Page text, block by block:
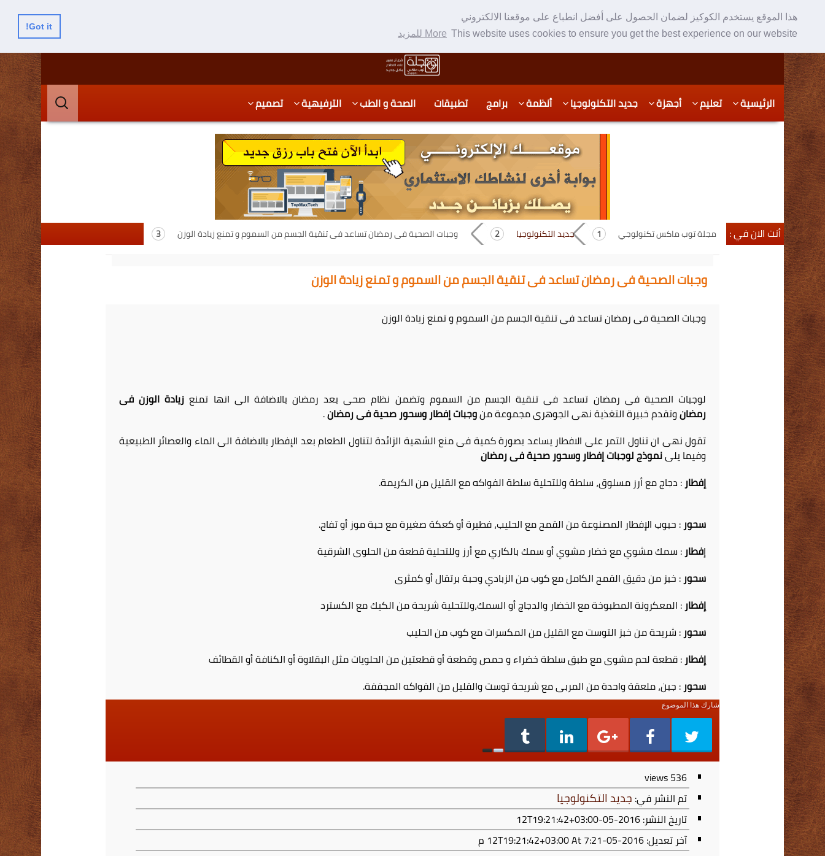
هذا الموقع يستخدم الكوكيز لضمان الحصول على أفضل انطباع على موقعنا الالكتروني
This website uses cookies to ensure you get the best experience on our website More للمزيد
Got it!
Skip
to
content
Skip
to
secondary
content
الرئيسية تعليم أجهزة جديد التكنولوجيا أنظمة برامج تطبيقات الصحة و الطب الترفيهية تصميم
البحث
عن:
أنت الان في : مجلة توب ماكس تكنولوجي جديد التكنولوجيا وجبات الصحية فى رمضان تساعد فى تنقية الجسم من السموم و تمنع زيادة الوزن
وجبات الصحية فى رمضان تساعد فى تنقية الجسم من السموم و تمنع زيادة الوزن
وجبات الصحية فى رمضان تساعد فى تنقية الجسم من السموم و تمنع زيادة الوزن
لوجبات الصحية فى رمضان تساعد فى تنقية الجسم من السموم وتضمن نظام صحى بعد رمضان بالاضافة الى انها تمنع زيادة الوزن فى
رمضانوتقدم خبيرة التغذية نهى الجوهرى مجموعة منوجبات إفطار وسحور صحية فى رمضان.
تقول نهى ان تناول التمر على الافطار يساعد بصورة كمية فى منع الشهية الزائدة لتناول الطعام بعد الإفطار بالاضافة الى الماء والعصائر الطبيعية
وفيما يلىنموذج لوجبات إفطار وسحور صحية فى رمضان
إفطار : دجاج مع أرز مسلوق، سلطة وللتحلية سلطة الفواكه مع القليل من الكريمة.
سحور : حبوب الإفطار المصنوعة من القمح مع الحليب، فطيرة أو كعكة صغيرة مع حبة موز أو تفاح.
إفطار : سمك مشوي مع خضار مشوي أو سمك بالكاري مع أرز وللتحلية قطعة من الحلوى الشرقية
سحور : خبز من دقيق القمح الكامل مع كوب من الزبادي وحبة برتقال أو كمثرى
إفطار : المعكرونة المطبوخة مع الخضار والدجاج أو السمك،وللتحلية شريحة من الكيك مع الكسترد
سحور : شريحة من خبز التوست مع القليل من المكسرات مع كوب من الحليب
إفطار : قطعة لحم مشوى مع طبق سلطة خضراء و حمص وقطعة أو قطعتين من الحلويات مثل البقلاوة أو الكنافة أو القطائف
سحور : جبن، ملعقة واحدة من المربى مع شريحة توست والقليل من الفواكه المجففة.
شارك هذا الموضوع
536
views
تم النشر في: جديد التكنولوجيا
تاريخ النشر: 2016-05-12T19:21:42+03:00
آخر تعديل:2016-05-12T19:21:42+03:00
At 7:21 م